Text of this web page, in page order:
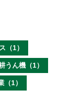
（1）
うん機（1）
（1）